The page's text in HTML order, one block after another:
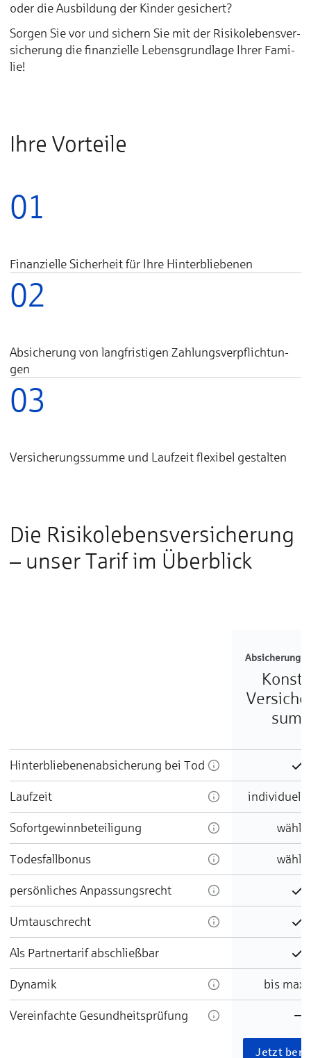
oder die Aus­bil­dung der Kin­der ge­si­chert?
Sor­gen Sie vor und si­chern Sie mit der Ri­si­ko­le­bens­ver­
si­che­rung die fi­nan­ziel­le Le­bens­grund­la­ge Ih­rer Fa­mi­
lie!
Ihre Vorteile
01
Finanzielle Sicherheit für Ihre Hinterbliebenen
02
Absicherung von lang­fris­ti­gen Zah­lungs­ver­pflich­tun­
gen
03
Versicherungssumme und Laufzeit flexibel gestalten
Die Risiko­lebens­ver­sicherung
– un­ser Tarif im Über­blick
Absicherung
Hinterbliebenenabsicherung bei Tod
Laufzeit individuell
Sofortgewinnbeteiligung
Todesfallbonus
persönliches Anpassungsrecht
Umtauschrecht
Als Partnertarif abschließbar
Dynamik bis
Vereinfachte Gesundheitsprüfung
Jetzt